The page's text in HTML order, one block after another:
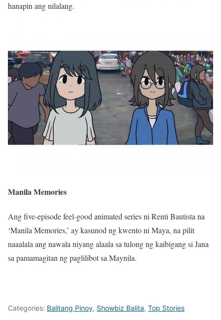
hanapin ang nilalang.
Manila Memories
Ang five-episode feel-good animated series ni Renti Bautista na
‘Manila Memories,’ ay kasunod ng kwento ni Maya, na pilit
naaalala ang nawala niyang alaala sa tulong ng kaibigang si Jana
sa pamamagitan ng paglilibot sa Maynila.
Categories: Balitang Pinoy, Showbiz Balita, Top Stories